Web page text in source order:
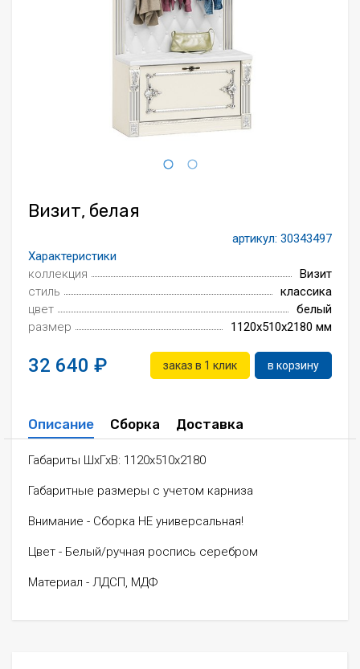
Визит, белая
артикул: 30343497
Характеристики
коллекция
Визит
стиль
классика
цвет
белый
размер
1120x510x2180 мм
32 640 заказ в 1 клик в корзину
Описание Сборка Доставка
Габариты ШхГхВ: 1120х510х2180
Габаритные размеры с учетом карниза
Внимание - Сборка НЕ универсальная!
Цвет - Белый/ручная роспись серебром
Материал - ЛДСП, МДФ
Всё для интерьера
Средства по уходу за мебелью